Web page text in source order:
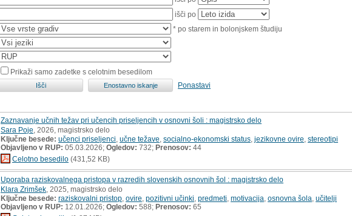
išči po
* po starem in bolonjskem študiju
Prikaži samo zadetke s celotnim besedilom
Ponastavi
Zaznavanje učnih težav pri učencih priseljencih v osnovni šoli : magistrsko delo
Sara Poje , 2026, magistrsko delo
Ključne besede: učenci priseljenci učne težave socialno-ekonomski status jezikovne ovire stereotipi
Objavljeno v RUP: 05.03.2026; Ogledov: 732; Prenosov: 44
Celotno besedilo (431,52 KB)
Uporaba raziskovalnega pristopa v razredih slovenskih osnovnih šol : magistrsko delo
Klara Zrimšek , 2025, magistrsko delo
Ključne besede: raziskovalni pristop ovire pozitivni učinki predmeti motivacija osnovna šola učitelji
Objavljeno v RUP: 12.01.2026; Ogledov: 588; Prenosov: 65